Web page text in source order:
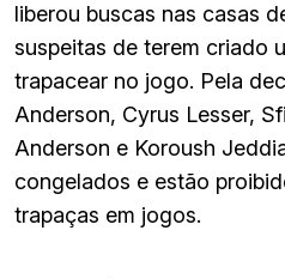
liberou buscas nas casas
suspeitas de terem criado
trapacear no jogo. Pela
Anderson, Cyrus Lesser,
Anderson e Koroush
congelados e estão
trapaças em jogos.